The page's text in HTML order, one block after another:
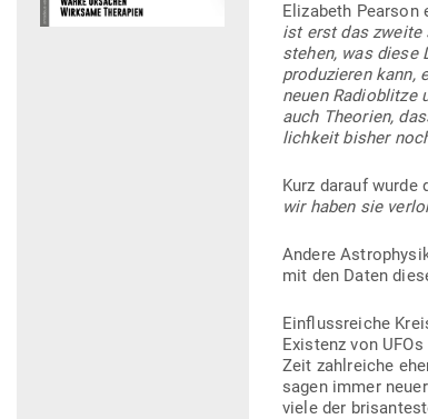
Elizabeth Pearson
ist erst das zweite
stehen, was diese
pro­du­zieren kann,
neuen Radio­blitze
auch Theorien,
lichkeit bisher
Kurz darauf
wir haben sie
Andere
mit den Daten
Ein­fluss­reiche
Existenz von
Zeit zahl­reiche
sagen immer
viele der